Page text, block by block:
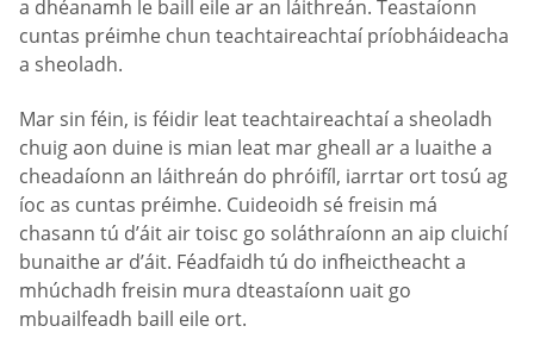
a dhéanamh le baill eile ar an láithreán. Teastaíonn
cuntas préimhe chun teachtaireachtaí príobháideacha
a sheoladh.
Mar sin féin, is féidir leat teachtaireachtaí a sheoladh
chuig aon duine is mian leat mar gheall ar a luaithe a
cheadaíonn an láithreán do phróifíl, iarrtar ort tosú ag
íoc as cuntas préimhe. Cuideoidh sé freisin má
chasann tú d’áit air toisc go soláthraíonn an aip cluichí
bunaithe ar d’áit. Féadfaidh tú do infheictheacht a
mhúchadh freisin mura dteastaíonn uait go
mbuailfeadh baill eile ort.